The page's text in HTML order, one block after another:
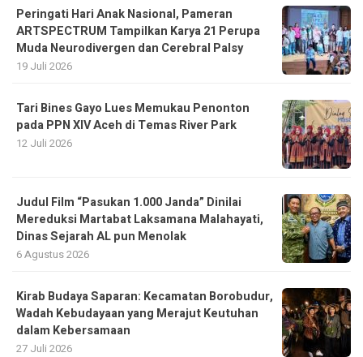
Peringati Hari Anak Nasional, Pameran
ARTSPECTRUM Tampilkan Karya 21 Perupa
Muda Neurodivergen dan Cerebral Palsy
19 Juli 2026
Tari Bines Gayo Lues Memukau Penonton
pada PPN XIV Aceh di Temas River Park
12 Juli 2026
Judul Film “Pasukan 1.000 Janda” Dinilai
Mereduksi Martabat Laksamana Malahayati,
Dinas Sejarah AL pun Menolak
6 Agustus 2026
Kirab Budaya Saparan: Kecamatan Borobudur,
Wadah Kebudayaan yang Merajut Keutuhan
dalam Kebersamaan
27 Juli 2026